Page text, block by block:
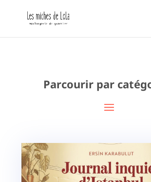
Parcourir par